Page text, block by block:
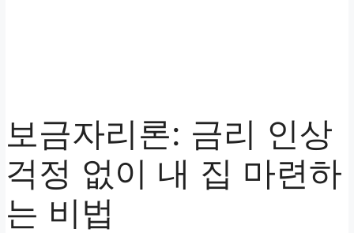
보금자리론: 금리 인상
걱정 없이 내 집 마련하
는 비법